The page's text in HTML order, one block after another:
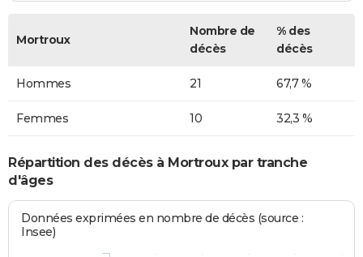
Mortroux
Nombre de
décès
% des
décès
Hommes 21 67,7 %
Femmes 10 32,3 %
Répartition des décès à Mortroux par tranche
d'âges
Données exprimées en nombre de décès (source :
Insee)